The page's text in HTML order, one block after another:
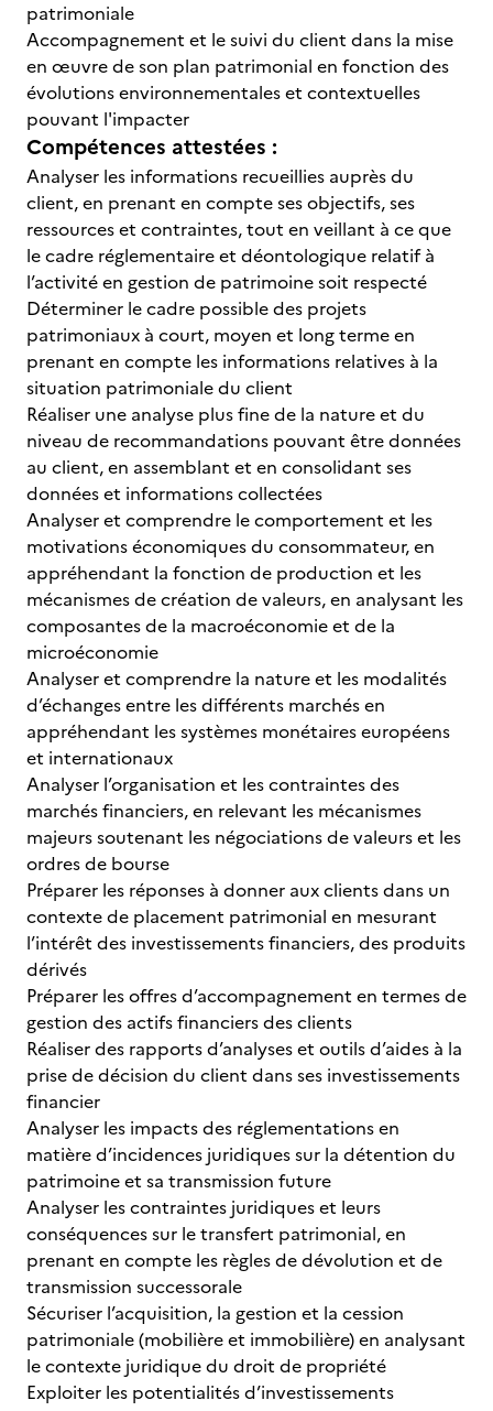
patrimoniale
Accompagnement et le suivi du client dans la mise
en œuvre de son plan patrimonial en fonction des
évolutions environnementales et contextuelles
pouvant l'impacter
Compétences attestées :
Analyser les informations recueillies auprès du
client, en prenant en compte ses objectifs, ses
ressources et contraintes, tout en veillant à ce que
le cadre réglementaire et déontologique relatif à
l’activité en gestion de patrimoine soit respecté
Déterminer le cadre possible des projets
patrimoniaux à court, moyen et long terme en
prenant en compte les informations relatives à la
situation patrimoniale du client
Réaliser une analyse plus fine de la nature et du
niveau de recommandations pouvant être données
au client, en assemblant et en consolidant ses
données et informations collectées
Analyser et comprendre le comportement et les
motivations économiques du consommateur, en
appréhendant la fonction de production et les
mécanismes de création de valeurs, en analysant les
composantes de la macroéconomie et de la
microéconomie
Analyser et comprendre la nature et les modalités
d’échanges entre les différents marchés en
appréhendant les systèmes monétaires européens
et internationaux
Analyser l’organisation et les contraintes des
marchés financiers, en relevant les mécanismes
majeurs soutenant les négociations de valeurs et les
ordres de bourse
Préparer les réponses à donner aux clients dans un
contexte de placement patrimonial en mesurant
l’intérêt des investissements financiers, des produits
dérivés
Préparer les offres d’accompagnement en termes de
gestion des actifs financiers des clients
Réaliser des rapports d’analyses et outils d’aides à la
prise de décision du client dans ses investissements
financier
Analyser les impacts des réglementationsen
matière d’incidences juridiques sur la détention du
patrimoine et sa transmission future
Analyser les contraintes juridiques et leurs
conséquences sur le transfert patrimonial, en
prenant en compte les règles de dévolution et de
transmission successorale
Sécuriser l’acquisition, la gestion et la cession
patrimoniale (mobilière et immobilière) en analysant
le contexte juridique du droit de propriété
Exploiter les potentialités d’investissements